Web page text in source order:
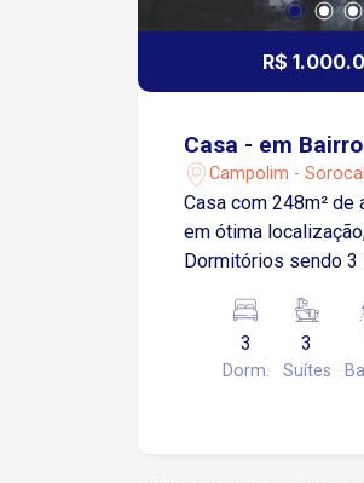
R$
Casa - em
Campolim -
Casa com 248m² de
em ótima
Dormitórios sendo
Escritório Área de
Lavanderia
e banheiro Portão
3
Dorm.
3
Suítes